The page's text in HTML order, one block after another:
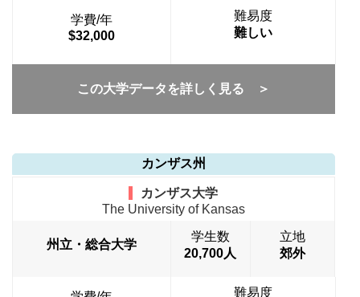
学費/年
$32,000
難易度
難しい
この大学データを詳しく見る ＞
カンザス州
カンザス大学
The University of Kansas
州立・総合大学
学生数
20,700人
立地
郊外
難易度